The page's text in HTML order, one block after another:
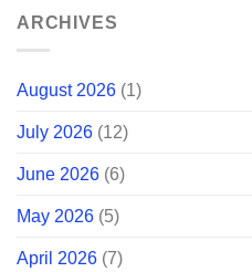
ARCHIVES
August 2026 (1)
July 2026 (12)
June 2026 (6)
May 2026 (5)
April 2026 (7)